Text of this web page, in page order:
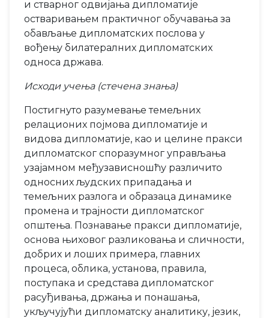
и стварног одвијања дипломатије
остваривањем практичног обучавања за
обављање дипломатских послова у
вођењу билатералних дипломатских
односа држава.
Исходи учења (стечена знања)
Постигнуто разумевање темељних
релационих појмова дипломатије и
видова дипломатије, као и целине пракси
дипломатског споразумног управљања
узајамном међузависношћу различито
односних људских припадања и
темељних разлога и образаца динамике
промена и трајности дипломатског
општења. Познавање пракси дипломатије,
основа њиховог разликовања и сличности,
добрих и лоших примера, главних
процеса, облика, установа, правила,
поступака и средстава дипломатског
расуђивања, држања и понашања,
укључујући дипломатску аналитику, језик,